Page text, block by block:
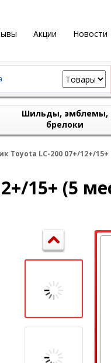
Акции Новости
Шильды, эмблемы,
брелоки
Toyota LC-200 07+/12+/
15+ (5